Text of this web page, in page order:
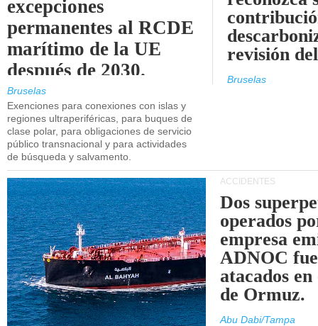
excepciones
permanentes al RCDE
marítimo de la UE
después de 2030.
Bruselas
Exenciones para conexiones con islas y
regiones ultraperiféricas, para buques de
clase polar, para obligaciones de servicio
público transnacional y para actividades
de búsqueda y salvamento.
revisión
Bruselas
ACCIDENTES
Dos
operados
empresa
ADNOC
atacados
de Ormuz.
Abu Dabi/Tampa